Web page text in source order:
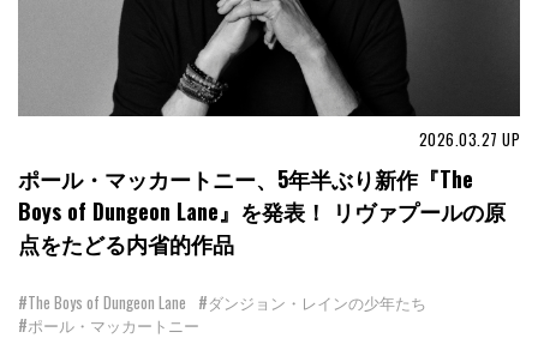
2026.03.27 UP
ポール・マッカートニー、5年半ぶり新作『The
Boys of Dungeon Lane』を発表！ リヴァプールの原
点をたどる内省的作品
#The Boys of Dungeon Lane #ダンジョン・レインの少年たち
#ポール・マッカートニー